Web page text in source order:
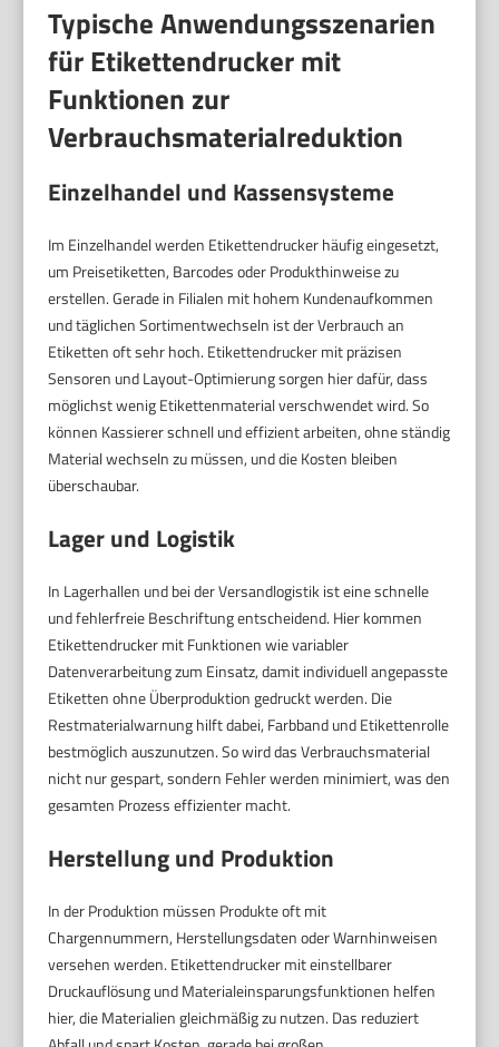
Typische Anwendungsszenarien
für Etikettendrucker mit
Funktionen zur
Verbrauchsmaterialreduktion
Einzelhandel und Kassensysteme
Im Einzelhandel werden Etikettendrucker häufig eingesetzt,
um Preisetiketten, Barcodes oder Produkthinweise zu
erstellen. Gerade in Filialen mit hohem Kundenaufkommen
und täglichen Sortimentwechseln ist der Verbrauch an
Etiketten oft sehr hoch. Etikettendrucker mit präzisen
Sensoren und Layout-Optimierung sorgen hier dafür, dass
möglichst wenig Etikettenmaterial verschwendet wird. So
können Kassierer schnell und effizient arbeiten, ohne ständig
Material wechseln zu müssen, und die Kosten bleiben
überschaubar.
Lager und Logistik
In Lagerhallen und bei der Versandlogistik ist eine schnelle
und fehlerfreie Beschriftung entscheidend. Hier kommen
Etikettendrucker mit Funktionen wie variabler
Datenverarbeitung zum Einsatz, damit individuell angepasste
Etiketten ohne Überproduktion gedruckt werden. Die
Restmaterialwarnung hilft dabei, Farbband und Etikettenrolle
bestmöglich auszunutzen. So wird das Verbrauchsmaterial
nicht nur gespart, sondern Fehler werden minimiert, was den
gesamten Prozess effizienter macht.
Herstellung und Produktion
In der Produktion müssen Produkte oft mit
Chargennummern, Herstellungsdaten oder Warnhinweisen
versehen werden. Etikettendrucker mit einstellbarer
Druckauflösung und Materialeinsparungsfunktionen helfen
hier, die Materialien gleichmäßig zu nutzen. Das reduziert